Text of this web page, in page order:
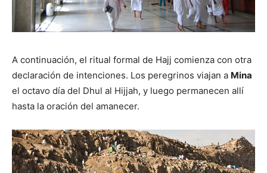
A continuación, el ritual formal de Hajj comienza con otra
declaración de intenciones. Los peregrinos viajan a Mina
el octavo día del Dhul al Hijjah, y luego permanecen allí
hasta la oración del amanecer.